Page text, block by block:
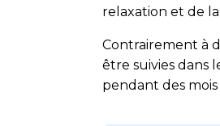
relaxation et de
Contrairement à
être suivies dans
pendant des